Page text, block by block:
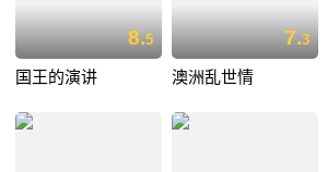
8.5
国王的演讲
7.3
澳洲乱世情